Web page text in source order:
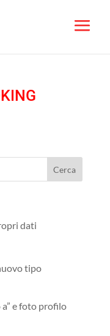
dati
tipo
e foto profilo